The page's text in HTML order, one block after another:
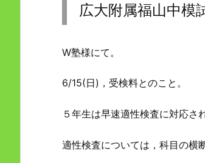
広大附属福山中模
W塾様にて。
6/15(日)，受検料とのこと。
５年生は早速適性検査に対応さ
適性検査については，科目の横